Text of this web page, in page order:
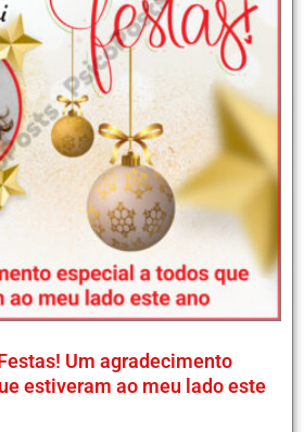
Um agradecimento
estiveram ao meu lado este